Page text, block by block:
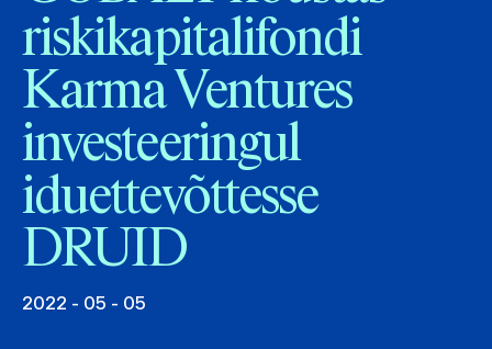
riskikapitalifondi
Karma Ventures
investeeringul
iduettevõttesse
DRUID
2022 - 05 - 05